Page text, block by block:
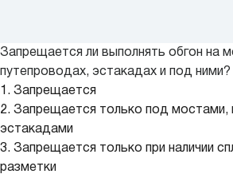
Запрещается ли выполнять обгон на
путепроводах, эстакадах и под ними?
1. Запрещается
2. Запрещается только под мостами,
эстакадами
3. Запрещается только при наличии
разметки